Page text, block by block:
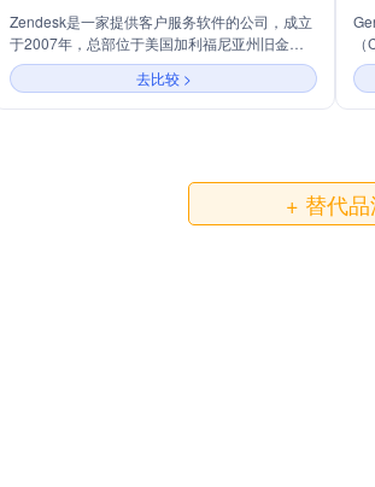
Zendesk是一家提供客户服务软件的公司，成立
于2007年，总部位于美国加利福尼亚州旧金
山。公司通过其云基础平台，帮助企业与客户进
行更有效的沟通和互动，提高客户满意度和忠诚
度。Zendesk的产品包括客户支持、客户参与、
去比较 >
验
务
户
+ 替代